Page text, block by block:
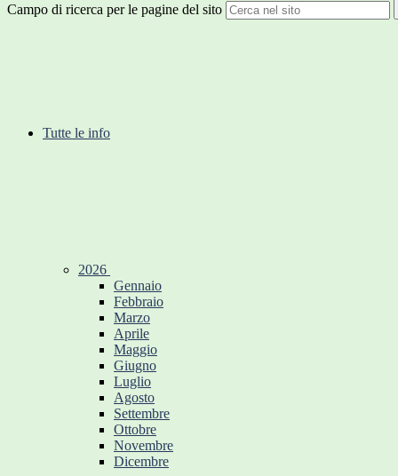
Campo di ricerca per le pagine del sito
Tutte le info
2026
Gennaio
Febbraio
Marzo
Aprile
Maggio
Giugno
Luglio
Agosto
Settembre
Ottobre
Novembre
Dicembre